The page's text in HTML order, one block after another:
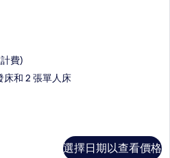
費)
床和 2 張單人床
選擇日期以查看價格